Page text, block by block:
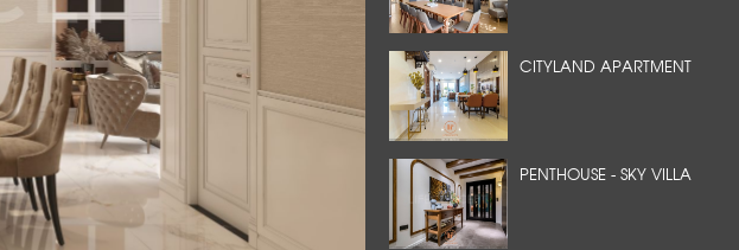
CITYLAND APARTMENT
PENTHOUSE - SKY VILLA